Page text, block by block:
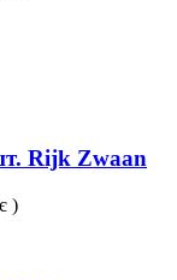
Rijk Zwaan
)